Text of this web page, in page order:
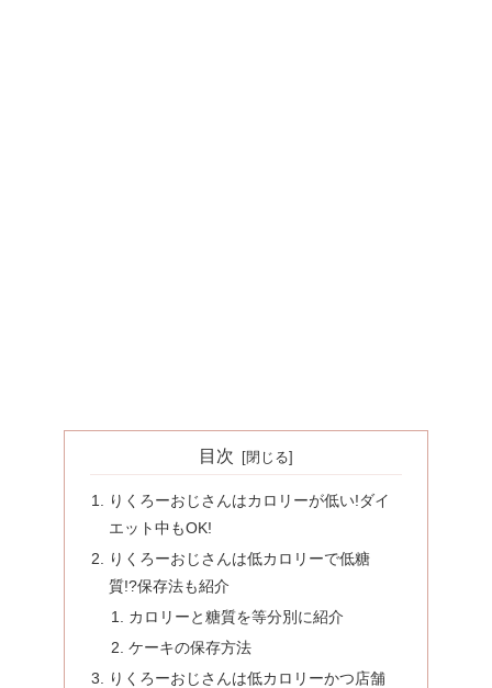
目次
りくろーおじさんはカロリーが低い!ダイ
エット中もOK!
りくろーおじさんは低カロリーで低糖
質!?保存法も紹介
カロリーと糖質を等分別に紹介
ケーキの保存方法
りくろーおじさんは低カロリーかつ店舗